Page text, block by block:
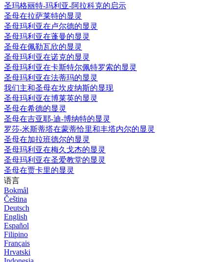
圣玛格丽特-玛利亚-阿拉科克的启示
圣母在拉萨莱特的显灵
圣母玛利亚在卢尔德的显灵
圣母玛利亚在蓬曼的显灵
圣母在佩勒瓦欣的显灵
圣母玛利亚在诺克的显灵
圣母玛利亚在卡斯特尔佩特罗索的显灵
圣母玛利亚在法蒂玛的显灵
我们主和圣母在坎皮纳斯的显现
圣母玛利亚在博莱英的显灵
圣母在希德的显灵
圣母在吉亚耶-迪-博纳特的显灵
罗莎-米斯蒂塔在蒙蒂恰里和丰塔内尔的显灵
圣母在加拉班德尔的显灵
圣母玛利亚在梅久戈杰的显灵
圣母玛利亚在圣爱教堂的显灵
圣母在贾卡里的显灵
语言
Bokmål
Čeština
Deutsch
English
Español
Filipino
Français
Hrvatski